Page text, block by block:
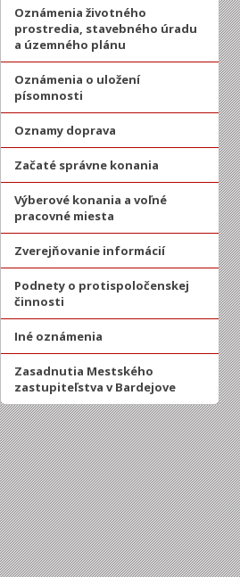
Oznámenia životného
prostredia, stavebného úradu
a územného plánu
Oznámenia o uložení
písomnosti
Oznamy doprava
Začaté správne konania
Výberové konania a voľné
pracovné miesta
Zverejňovanie informácií
Podnety o protispoločenskej
činnosti
Iné oznámenia
Zasadnutia Mestského
zastupiteľstva v Bardejove